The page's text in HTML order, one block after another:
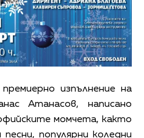
изпълнение на
Атанасов, написано
момчета, както
популярни коледни